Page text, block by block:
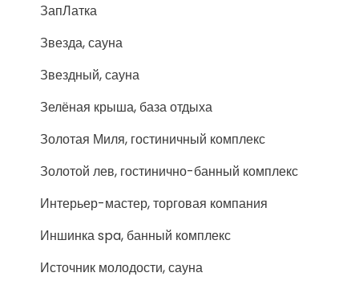
ЗапЛатка
Звезда, сауна
Звездный, сауна
Зелёная крыша, база отдыха
Золотая Миля, гостиничный комплекс
Золотой лев, гостинично-банный комплекс
Интерьер-мастер, торговая компания
Иншинка spa, банный комплекс
Источник молодости, сауна